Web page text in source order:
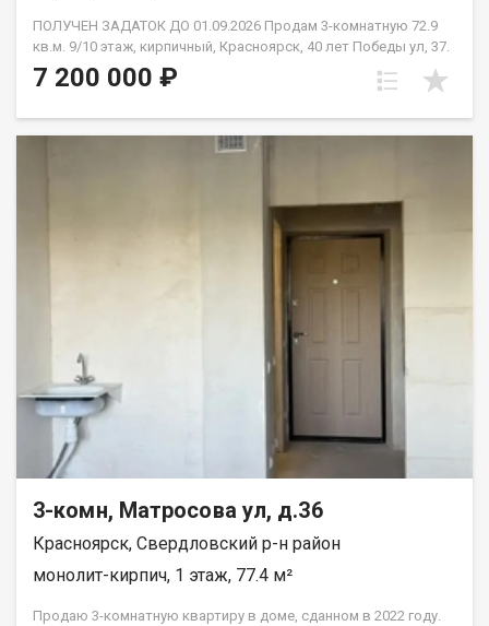
ПОЛУЧЕН ЗАДАТОК ДО 01.09.2026 Продам 3-комнатную 72.9
кв.м. 9/10 этаж, кирпичный, Красноярск, 40 лет Победы ул, 37.
Дом 2018 года постройки. Отделка от застройщика. Комнаты
изолированные: 13.4 м2 + 13.4 м2 + 18 м2., кухня 12.9 м2.,в
2.65 м2. Новым владельцам остаётся вся мебель, которая
безопасное пространство. · Детская поликлиника — 5 минут
пешком. · 2 детских сада — 6 минут пешком. · Школа — 12 минут
неспешной прогулки. Всё необходимое для роста и развития
ребенка — в шаговой доступности, без необходимости
обременений. Рассмотрим все виды расчёта. Полное юр
сопровождение сделки. Помощь в оформлении ипотеки.
Квартира на ключах, покажу в удобное для вас время по
договорённости.
7 200 000 ₽
3-комн, Матросова ул, д.36
Красноярск, Свердловский р-н район
монолит-кирпич, 1 этаж, 77.4 м²
Продаю 3-комнатную квартиру в доме, сданном в 2022 году.